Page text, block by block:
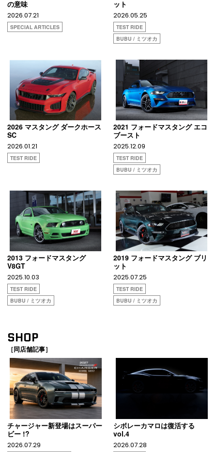
の意味
2026.07.21
SPECIAL ARTICLES
ット
2026.05.25
TEST RIDE
BUBU / ミツオカ
2026 マスタング ダークホース
SC
2026.01.21
TEST RIDE
2021 フォードマスタング エコ
ブースト
2025.12.09
TEST RIDE
BUBU / ミツオカ
2013 フォードマスタング
V8GT
2025.10.03
TEST RIDE
BUBU / ミツオカ
2019 フォードマスタング ブリ
ット
2025.07.25
TEST RIDE
BUBU / ミツオカ
SHOP
［同店舗記事］
チャージャー新登場はスーパー
ビー !?
2026.07.29
シボレーカマロは復活する
vol.4
2026.07.28